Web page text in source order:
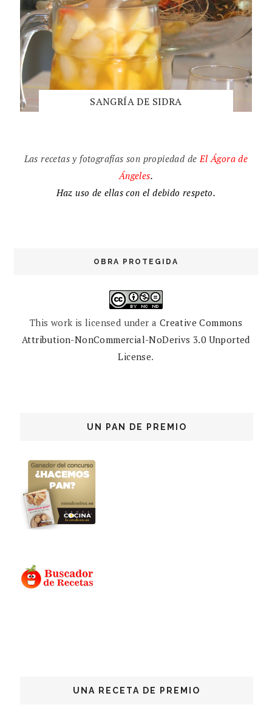
SANGRÍA DE SIDRA
Las recetas y fotografías son propiedad deElÁgora de
Ángeles.
Haz uso de ellas con el debido respeto.
OBRA PROTEGIDA
This work is licensed under a Creative Commons
Attribution-NonCommercial-NoDerivs 3.0 Unported
License.
UN PAN DE PREMIO
UNA RECETA DE PREMIO